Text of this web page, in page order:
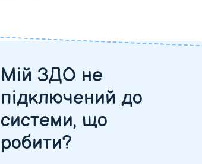
Мій ЗДО не
підключений до
системи, що
робити?